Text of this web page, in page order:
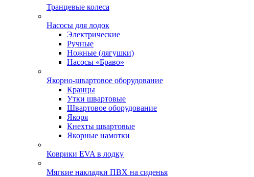
Транцевые колеса
Насосы для лодок
Электрические
Ручные
Ножные (лягушки)
Насосы «Браво»
Якорно-швартовое оборудование
Кранцы
Утки швартовые
Швартовое оборудование
Якоря
Кнехты швартовые
Якорные намотки
Коврики EVA в лодку
Мягкие накладки ПВХ на сиденья